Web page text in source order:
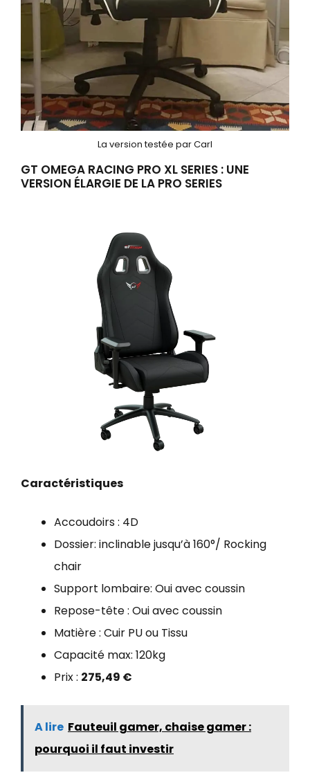
La version testée par Carl
GT OMEGA RACING PRO XL SERIES : UNE
VERSION ÉLARGIE DE LA PRO SERIES
Caractéristiques
Accoudoirs : 4D
Dossier: inclinable jusqu’à 160°/ Rocking
chair
Support lombaire: Oui avec coussin
Repose-tête : Oui avec coussin
Matière : Cuir PU ou Tissu
Capacité max: 120kg
Prix : 275,49 €
A lire Fauteuil gamer, chaise gamer :
pourquoi il faut investir